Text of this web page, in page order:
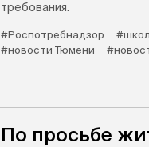
требования.
#Роспотребнадзор
#новости Тюмени
По просьбе